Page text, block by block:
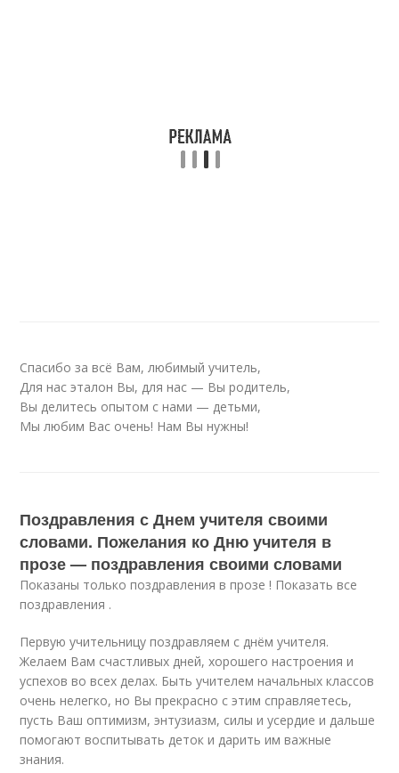
Спасибо за всё Вам, любимый учитель,
Для нас эталон Вы, для нас — Вы родитель,
Вы делитесь опытом с нами — детьми,
Мы любим Вас очень! Нам Вы нужны!
Поздравления с Днем учителя своими
словами. Пожелания ко Дню учителя в
прозе — поздравления своими словами
Показаны только поздравления в прозе ! Показать все
поздравления .
Первую учительницу поздравляем с днём учителя.
Желаем Вам счастливых дней, хорошего настроения и
успехов во всех делах. Быть учителем начальных классов
очень нелегко, но Вы прекрасно с этим справляетесь,
пусть Ваш оптимизм, энтузиазм, силы и усердие и дальше
помогают воспитывать деток и дарить им важные
знания.